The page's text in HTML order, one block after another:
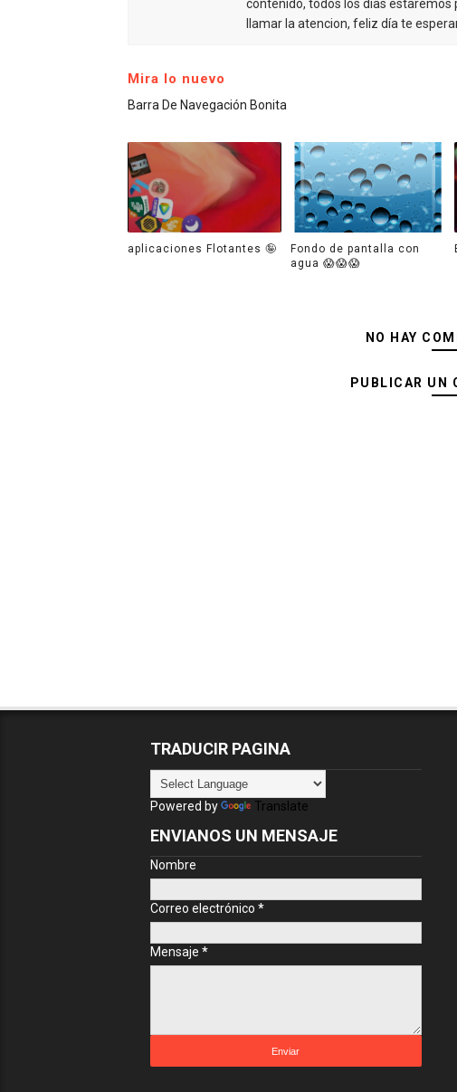
contenido, todos los días
llamar la atencion, feliz día te
Mira lo nuevo
Barra De Navegación Bonita
aplicaciones Flotantes 🤪
Fondo de pantalla con
agua 😱😱😱
NO HAY
PUBLICAR UN
TRADUCIR PAGINA
Powered by Translate
ENVIANOS UN MENSAJE
Nombre
Correo electrónico *
Mensaje *